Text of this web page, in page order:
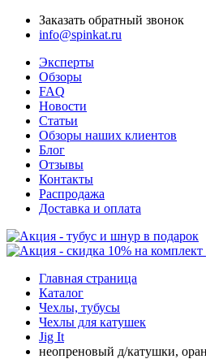
Заказать обратный звонок
info@spinkat.ru
Эксперты
Обзоры
FAQ
Новости
Статьи
Обзоры наших клиентов
Блог
Отзывы
Контакты
Распродажа
Доставка и оплата
Главная страница
Каталог
Чехлы, тубусы
Чехлы для катушек
Jig It
неопреновый д/катушки,